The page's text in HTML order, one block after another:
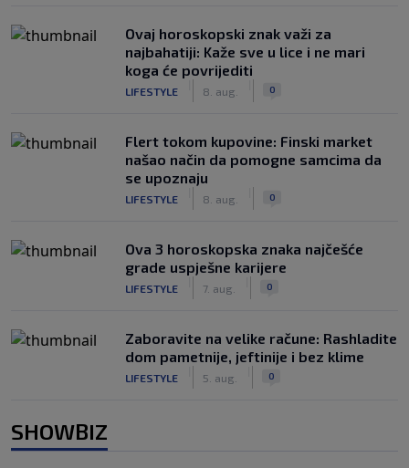
Ovaj horoskopski znak važi za
najbahatiji: Kaže sve u lice i ne mari
koga će povrijediti
LIFESTYLE 8. aug. 0
Flert tokom kupovine: Finski market
našao način da pomogne samcima da
se upoznaju
LIFESTYLE 8. aug. 0
Ova 3 horoskopska znaka najčešće
grade uspješne karijere
LIFESTYLE 7. aug. 0
Zaboravite na velike račune: Rashladite
dom pametnije, jeftinije i bez klime
LIFESTYLE 5. aug. 0
SHOWBIZ